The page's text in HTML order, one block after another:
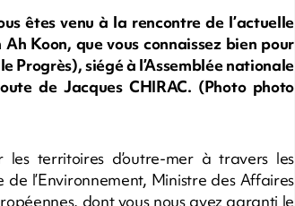
êtes venu à la rencontre de l’actuelle
Koon, que vous connaissez bien pour
Progrès), siégé à l’Assemblée nationale
de Jacques CHIRAC. (Photo photo
territoires d’outre-mer à travers les
l’Environnement, Ministre des Affaires
dont vous nous avez garanti le